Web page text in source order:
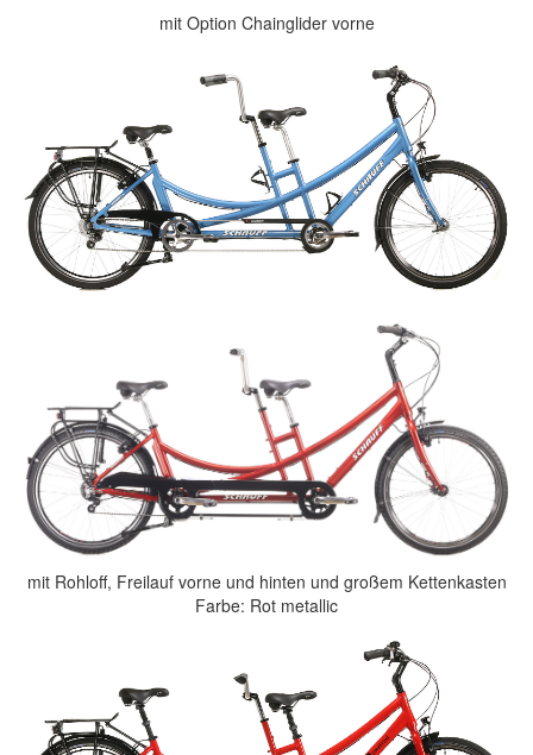
mit Option Chainglider vorne
mit Rohloff, Freilauf vorne und hinten und großem Kettenkasten
Farbe: Rot metallic